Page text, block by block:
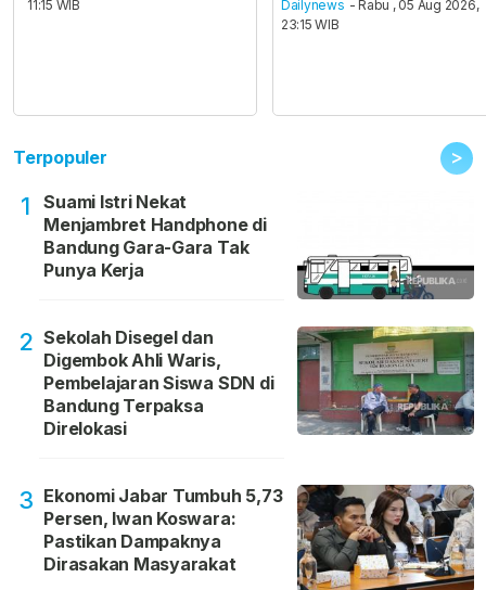
11:15 WIB
Dailynews - Rabu , 05 Aug 2026,
23:15 WIB
Terpopuler >
1
Suami Istri Nekat
Menjambret Handphone di
Bandung Gara-Gara Tak
Punya Kerja
2 Sekolah Disegel dan
Digembok Ahli Waris,
Pembelajaran Siswa SDN di
Bandung Terpaksa
Direlokasi
3 Ekonomi Jabar Tumbuh 5,73
Persen, Iwan Koswara:
Pastikan Dampaknya
Dirasakan Masyarakat